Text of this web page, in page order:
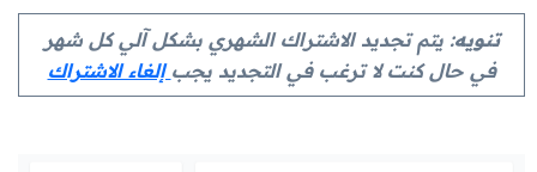
تنويه: يتم تجديد الاشتراك الشهري بشكل آلي كل شهر
في حال كنت لا ترغب في التجديد يجب إلغاء الاشتراك